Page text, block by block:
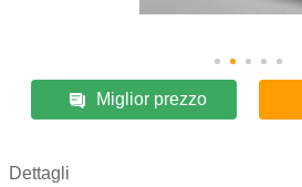
Miglior prezzo
Dettagli